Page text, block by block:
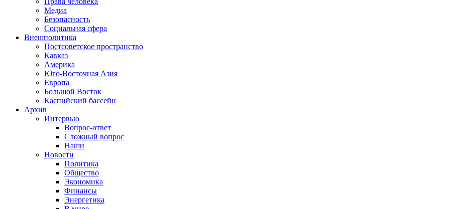
Медиа
Безопасность
Социальная сфера
Внешполитика
Постсоветское пространство
Кавказ
Америка
Юго-Восточная Азия
Европа
Большой Восток
Каспийский бассейн
Архив
Интервью
Вопрос-ответ
Сложный вопрос
Наши
Новости
Политика
Общество
Экономика
Финансы
Энергетика